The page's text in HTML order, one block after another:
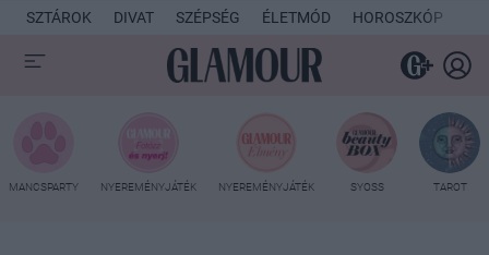
SZTÁROK DIVAT SZÉPSÉG ÉLETMÓD HOROSZKÓP
MANCSPARTY NYEREMÉNYJÁTÉK NYEREMÉNYJÁTÉK SYOSS TAROT